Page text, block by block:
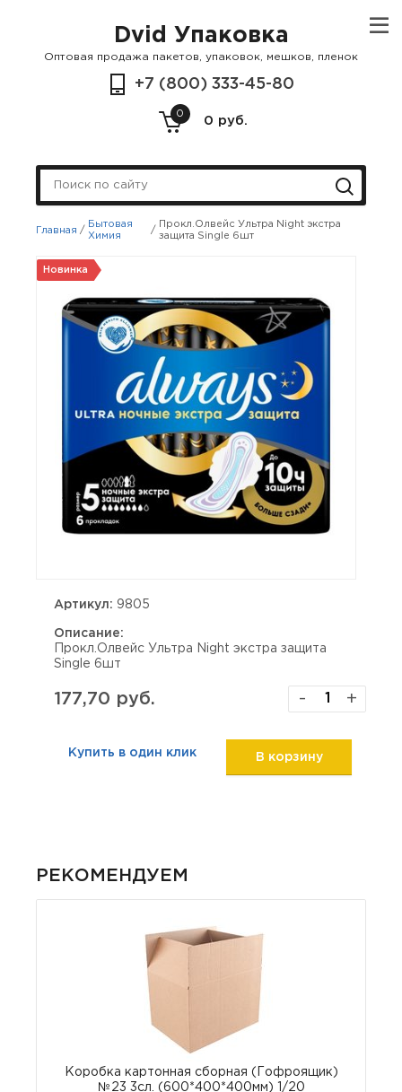
Dvid Упаковка
Оптовая продажа пакетов, упаковок, мешков, пленок
+7 (800) 333-45-80
0
0 руб.
Главная /
Бытовая
Химия
/
Прокл.Олвейс Ультра Night экстра
защита Singlе 6шт
Новинка
Артикул: 9805
Описание:
Прокл.Олвейс Ультра Night экстра защита
Singlе 6шт
177,70 руб. - +
Купить в один клик В корзину
РЕКОМЕНДУЕМ
Коробка картонная сборная (Гофроящик)
№23 3сл. (600*400*400мм) 1/20